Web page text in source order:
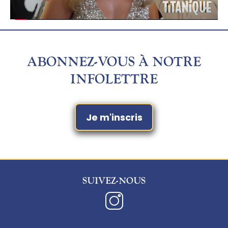
avant 19h.
*Disponible à Montréal seulement
ABONNEZ-VOUS À NOTRE
INFOLETTRE
Je m'inscris
SUIVEZ-NOUS